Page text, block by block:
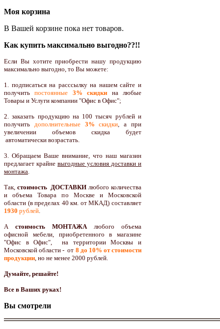
Моя корзина
В Вашей корзине пока нет товаров.
Как купить максимально выгодно??!!
Если Вы хотите приобрести нашу продукцию
максимально выгодно, то Вы можете:
1. подписаться на расссылку на нашем сайте и
получитьпостоянные 3% скидки на любые
Товары и Услуги компании "Офис в Офис";
2. заказать продукцию на 100 тысяч рублей и
получить дополнительные3% скидки, а при
увеличении объемов скидка будет
автоматически возрастать.
3. Обращаем Ваше внимание, что наш магазин
предлагает крайне выгодные условия доставки и
монтажа.
Так, стоимость ДОСТАВКИлюбого количества
и объема Товара по Москве и Московской
области (в пределах 40 км. от МКАД) составляет
1930 рублей.
А стоимость МОНТАЖАлюбого объема
офисной мебели, приобретенного в магазине
"Офис в Офис", на территории Москвы и
Московской области - от 8 до 10% от стоимости
продукции, но не менее 2000 рублей.
Думайте, решайте!
Все в Ваших руках!
Вы смотрели